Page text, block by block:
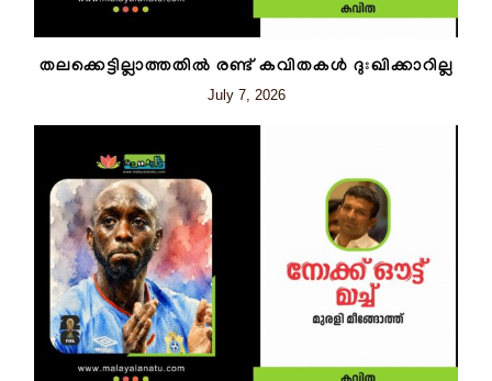
തലക്കെട്ടില്ലാത്തതിൽ രണ്ട് കവിതകൾ ദുഃഖിക്കാറില്ല
July 7, 2026